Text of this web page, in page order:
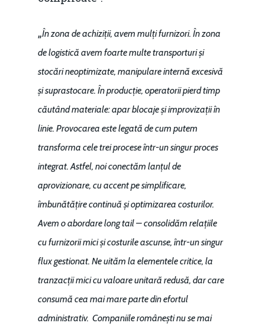
„În zona de achiziții, avem mulți furnizori. În zona
de logistică avem foarte multe transporturi și
stocări neoptimizate, manipulare internă excesivă
și suprastocare. În producție, operatorii pierd timp
căutând materiale: apar blocaje și improvizații în
linie. Provocarea este legată de cum putem
transforma cele trei procese într-un singur proces
integrat. Astfel, noi conectăm lanțul de
aprovizionare, cu accent pe simplificare,
îmbunătățire continuă și optimizarea costurilor.
Avem o abordare long tail – consolidăm relațiile
cu furnizorii mici și costurile ascunse, într-un singur
flux gestionat. Ne uităm la elementele critice, la
tranzacții mici cu valoare unitară redusă, dar care
consumă cea mai mare parte din efortul
administrativ. Companiile românești nu se mai